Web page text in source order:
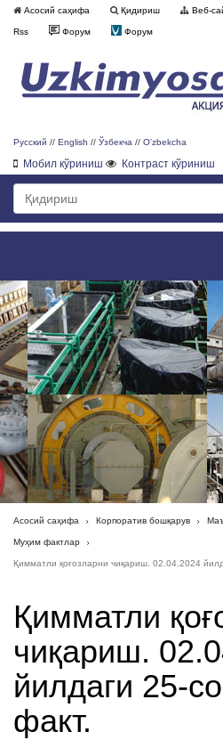
Асосий саҳифа Қидириш Веб-
Rss Форум Форум
Русский // English // Ўзбекча // O'zbekcha
Мобил кўриниш Контраст кўриниш
Асосий саҳифа Корпоратив бошқарув
Муҳим фактлар
Қимматли қоғозларни чиқариш. 02.04.2024
Қимматли
чиқариш.
йилдаги 25-
факт.